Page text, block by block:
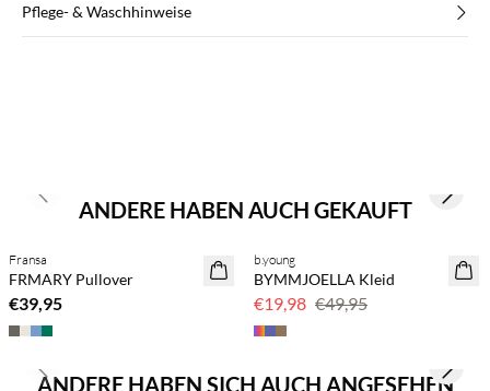
Pflege- & Waschhinweise
ANDERE HABEN AUCH GEKAUFT
NEUHEITEN
Kaufe mind. 2 & spare 20 %
Fransa
FRMARY Pullover
€39,95
60 % Rabatt
b.young
BYMMJOELLA Kleid
€19,98 €49,95
Previous slide Next
ANDERE HABEN SICH AUCH ANGESEHEN
Previous slide Next